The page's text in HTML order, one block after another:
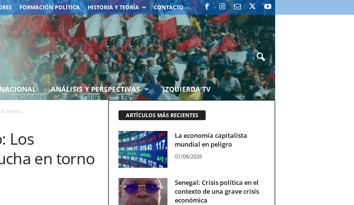
FORMACIÓN POLÍTICA HISTORIA Y TEORÍA CONTACTO
ANÁLISIS Y PERSPECTIVAS IZQUIERDA TV
lucha...
Los
en torno
ARTÍCULOS MÁS RECIENTES
La economía capitalista
mundial en peligro
01/08/2026
Senegal: Crisis política en el
contexto de una grave crisis
económica